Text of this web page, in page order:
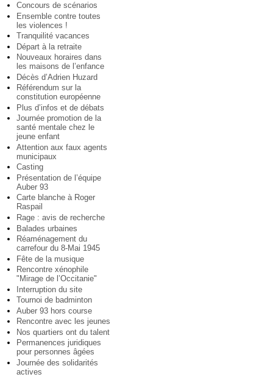
Concours de scénarios
Ensemble contre toutes
les violences !
Tranquilité vacances
Départ à la retraite
Nouveaux horaires dans
les maisons de l’enfance
Décès d’Adrien Huzard
Référendum sur la
constitution européenne
Plus d’infos et de débats
Journée promotion de la
santé mentale chez le
jeune enfant
Attention aux faux agents
municipaux
Casting
Présentation de l’équipe
Auber 93
Carte blanche à Roger
Raspail
Rage : avis de recherche
Balades urbaines
Réaménagement du
carrefour du 8-Mai 1945
Fête de la musique
Rencontre xénophile
"Mirage de l’Occitanie"
Interruption du site
Tournoi de badminton
Auber 93 hors course
Rencontre avec les jeunes
Nos quartiers ont du talent
Permanences juridiques
pour personnes âgées
Journée des solidarités
actives